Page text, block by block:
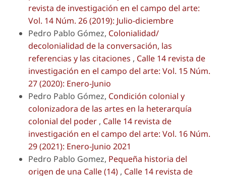
revista de investigación en el campo del arte:
Vol. 14 Núm. 26 (2019): Julio-diciembre
Pedro Pablo Gómez, Colonialidad/
decolonialidad de la conversación, las
referencias y las citaciones , Calle 14 revista de
investigación en el campo del arte: Vol. 15 Núm.
27 (2020): Enero-Junio
Pedro Pablo Gómez, Condición colonial y
colonizadora de las artes en la heterarquía
colonial del poder , Calle 14 revista de
investigación en el campo del arte: Vol. 16 Núm.
29 (2021): Enero-Junio 2021
Pedro Pablo Gomez, Pequeña historia del
origen de una Calle (14) , Calle 14 revista de